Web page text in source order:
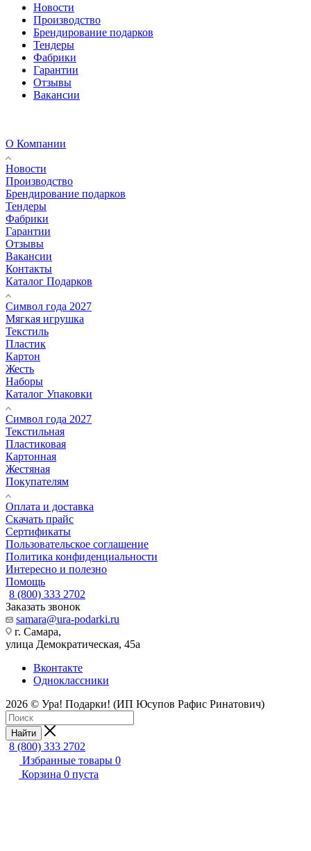
Новости
Производство
Брендирование подарков
Тендеры
Фабрики
Гарантии
Отзывы
Вакансии
О Компании
Новости
Производство
Брендирование подарков
Тендеры
Фабрики
Гарантии
Отзывы
Вакансии
Контакты
Каталог Подарков
Символ года 2027
Мягкая игрушка
Текстиль
Пластик
Картон
Жесть
Наборы
Каталог Упаковки
Символ года 2027
Текстильная
Пластиковая
Картонная
Жестяная
Покупателям
Оплата и доставка
Скачать прайс
Сертификаты
Пользовательское соглашение
Политика конфиденциальности
Интересно и полезно
Помощь
8 (800) 333 2702
Заказать звонок
samara@ura-podarki.ru
г. Самара,
улица Демократическая, 45а
Вконтакте
Одноклассники
2026 © Ура! Подарки! (ИП Юсупов Рафис Ринатович)
Найти
8 (800) 333 2702
Избранные товары 0
Корзина 0 пуста